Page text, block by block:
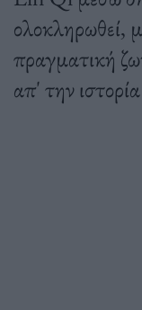
ολοκληρωθεί,
πραγματική
απ' την